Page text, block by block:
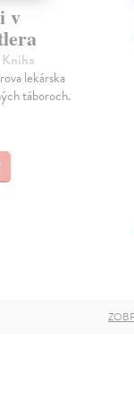
v
Kniha
lekárska
táboroch.